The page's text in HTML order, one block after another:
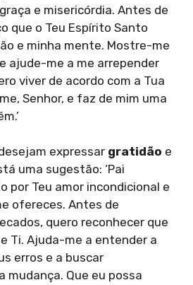
e misericórdia. Antes de
que o Teu Espírito Santo
e minha mente. Mostre-me
ajude-me a me arrepender
viver de acordo com a Tua
Senhor, e faz de mim uma
expressar gratidão e
uma sugestão: ‘Pai
por Teu amor incondicional e
ofereces. Antes de
quero reconhecer que
Ti. Ajuda-me a entender a
erros e a buscar
mudança. Que eu possa